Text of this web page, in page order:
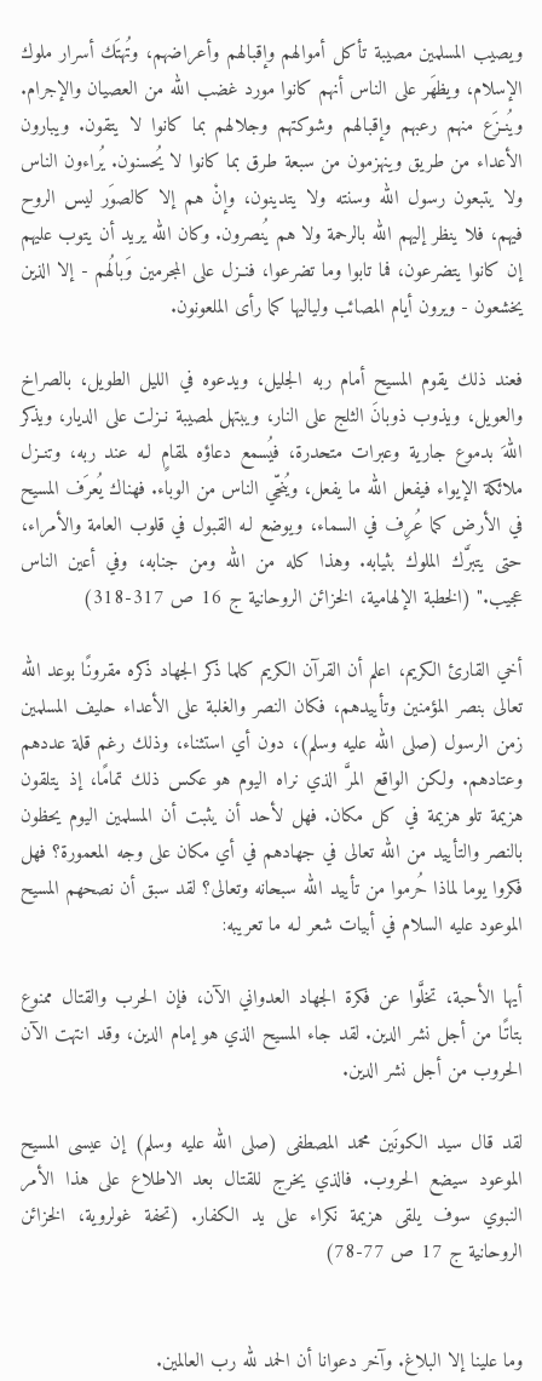
ويصيب المسلمين مصيبة تأكل أموالهم وإقبالهم وأعراضهم، وتُهتَك أسرار ملوك
الإسلام، ويظهَر على الناس أنهم كانوا مورد غضب الله من العصيان والإجرام.
ويُنـزَع منهم رعبهم وإقبالهم وشوكتهم وجلالهم بما كانوا لا يتقون. ويبارون
الأعداء من طريق وينهزمون من سبعة طرق بما كانوا لا يُحسنون. يُراءون الناس
ولا يتبعون رسول الله وسنته ولا يتدينون، وإنْ هم إلا كالصوَر ليس الروح
فيهم، فلا ينظر إليهم الله بالرحمة ولا هم يُنصرون. وكان الله يريد أن يتوب عليهم
إن كانوا يتضرعون، فما تابوا وما تضرعوا، فنـزل على المجرمين وَبالُهم - إلا الذين
يخشعون - ويرون أيام المصائب ولياليها كما رأى الملعونون.
فعند ذلك يقوم المسيح أمام ربه الجليل، ويدعوه في الليل الطويل، بالصراخ
والعويل، ويذوب ذوبانَ الثلج على النار، ويبتهل لمصيبة نـزلت على الديار، ويذكر
اللهَ بدموع جارية وعبرات متحدرة، فيُسمع دعاؤه لمقامٍ لـه عند ربه، وتنـزل
ملائكة الإيواء فيفعل الله ما يفعل، ويُنجّي الناس من الوباء. فهناك يُعرَف المسيح
في الأرض كما عُرِف في السماء، ويوضع لـه القبول في قلوب العامة والأمراء،
حتى يتبرَّك الملوك بثيابه. وهذا كله من الله ومن جنابه، وفي أعين الناس
عجيب." (الخطبة الإلهامية، الخزائن الروحانية ج 16 ص 317-318)
أخي القارئ الكريم، اعلم أن القرآن الكريم كلما ذكر الجهاد ذكره مقرونًا بوعد الله
تعالى بنصر المؤمنين وتأييدهم، فكان النصر والغلبة على الأعداء حليف المسلمين
زمن الرسول (صلى الله عليه وسلم)، دون أي استثناء، وذلك رغم قلة عددهم
وعتادهم. ولكن الواقع المرَّ الذي نراه اليوم هو عكس ذلك تمامًا، إذ يتلقون
هزيمة تلو هزيمة في كل مكان. فهل لأحد أن يثبت أن المسلمين اليوم يحظون
بالنصر والتأييد من الله تعالى في جهادهم في أي مكان على وجه المعمورة؟ فهل
فكروا يوما لماذا حُرموا من تأييد الله سبحانه وتعالى؟ لقد سبق أن نصحهم المسيح
الموعود عليه السلام في أبيات شعر لـه ما تعريبه:
أيها الأحبة، تخلَّوا عن فكرة الجهاد العدواني الآن، فإن الحرب والقتال ممنوع
بتاتًا من أجل نشر الدين. لقد جاء المسيح الذي هو إمام الدين، وقد انتهت الآن
الحروب من أجل نشر الدين.
لقد قال سيد الكونَين محمد المصطفى (صلى الله عليه وسلم) إن عيسى المسيح
الموعود سيضع الحروب. فالذي يخرج للقتال بعد الاطلاع على هذا الأمر
النبوي سوف يلقى هزيمة نكراء على يد الكفار. (تحفة غولروية، الخزائن
الروحانية ج 17 ص 77-78)
وما علينا إلا البلاغ. وآخر دعوانا أن الحمد لله رب العالمين.